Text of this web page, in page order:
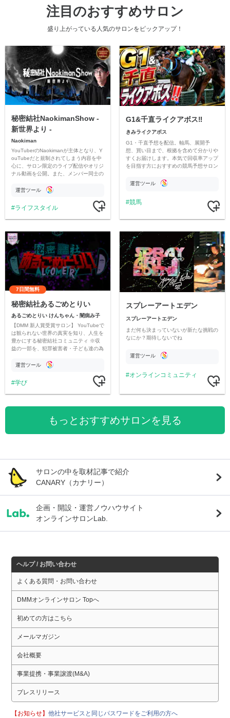
注目のおすすめサロン
盛り上がっている人気のサロンをピックアップ！
秘密結社NaokimanShow -
新世界より -
Naokiman
YouTuberのNaokimanが主体となり、Y
ouTubeだと規制されてしまう内容を中
心に、サロン限定のライブ配信やオリジ
ナル動画を公開。また、メンバー同士の
ただいています。
運営ツール
ライフスタイル
G1&千直ライクアボス‼️
きみライクアボス
G1・千直予想を配信。軸馬、展開予
想、買い目まで、根拠を含めて分かりや
すくお届けします。本気で回収率アップ
を目指す方におすすめの競馬予想サロン
運営ツール
競馬
7日間無料
秘密結社あるごめとりい
あるごめとりい けんちゃん・闇病み子
【DMM 新人賞受賞サロン】 YouTubeで
は観られない世界の真実を知り、人生を
豊かにする秘密結社コミュニティ ※収
益の一部を、犯罪被害者・子ども達の為
す運営ツール
学び
スプレーアートエデン
スプレーアートエデン
まだ何も決まっていないが新たな挑戦の
なにか？期待しないでね
運営ツール
オンラインコミュニティ
もっとおすすめサロンを見る
サロンの中を取材記事で紹介
CANARY（カナリー）
企画・開設・運営ノウハウサイト
オンラインサロンLab.
ヘルプ / お問い合わせ
よくある質問・お問い合わせ
DMMオンラインサロン Topへ
初めての方はこちら
メールマガジン
会社概要
事業提携・事業譲渡(M&A)
プレスリリース
【お知らせ】他社サービスと同じパスワードをご利用の方へ